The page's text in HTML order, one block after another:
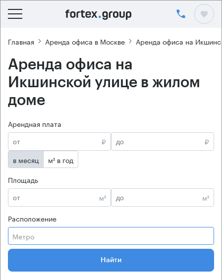
Главная Аренда офиса в Москве Аренда офиса на
Аренда офиса на
Икшинской улице в жилом
доме
Арендная плата
₽
₽
в месяц
м² в год
Площадь
м²
м²
Расположение
Метро
Найти